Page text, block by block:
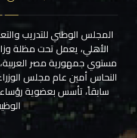
المجلس الوطني للتدريب
الأهلي، يعمل تحت مظلة
مستوي جمهورية مصر
النحاس أمين عام مجلس
سابقاً، تأسس بعضوية